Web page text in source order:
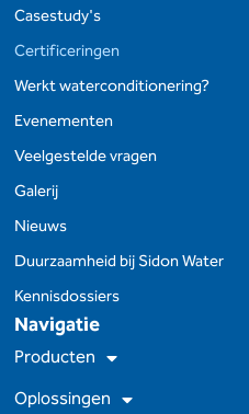
Navigatie
Producten
Oplossingen
Casestudy's
Certificeringen
Werkt waterconditionering?
Evenementen
Veelgestelde vragen
Galerij
Nieuws
Duurzaamheid bij Sidon Water
Kennisdossiers